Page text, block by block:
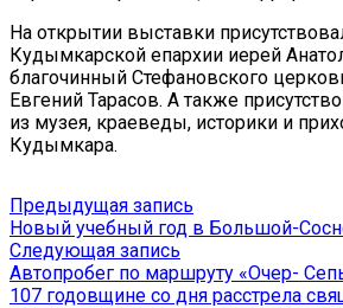
На открытии выставки
Кудымкарской епархии иерей
благочинный Стефановского
Евгений Тарасов. А также
из музея, краеведы, историки и
Кудымкара.
Навигация
по
записям
Предыдущая запись
запись:
Новый учебный год в Большой-
Следующая запись
запись:
Автопробег по маршруту «Очер-
107 годовщине со дня расстрела